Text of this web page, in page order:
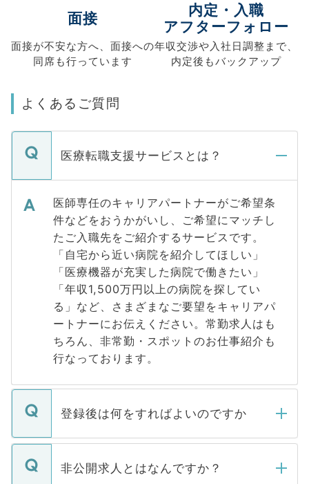
面接
面接が不安な方へ、 面接への
同席も行っています
内定・入職
アフターフォロー
年収交渉や入社日調整まで、
内定後もバックアップ
よくあるご質問
医療転職支援サービスとは？
医師専任のキャリアパートナーがご希望条
件などをおうかがいし、ご希望にマッチし
たご入職先をご紹介するサービスです。
「自宅から近い病院を紹介してほしい」
「医療機器が充実した病院で働きたい」
「年収1,500万円以上の病院を探してい
る」など、さまざまなご要望をキャリアパ
ートナーにお伝えください。常勤求人はも
ちろん、非常勤・スポットのお仕事紹介も
行なっております。
登録後は何をすればよいのですか
ご登録いただきましたら、弊社担当者がご
登録内容を確認し、その後メールもしくは
非公開求人とはなんですか？